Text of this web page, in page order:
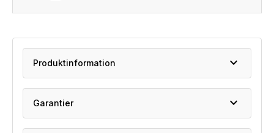
Produktinformation expand_more
Garantier expand_more